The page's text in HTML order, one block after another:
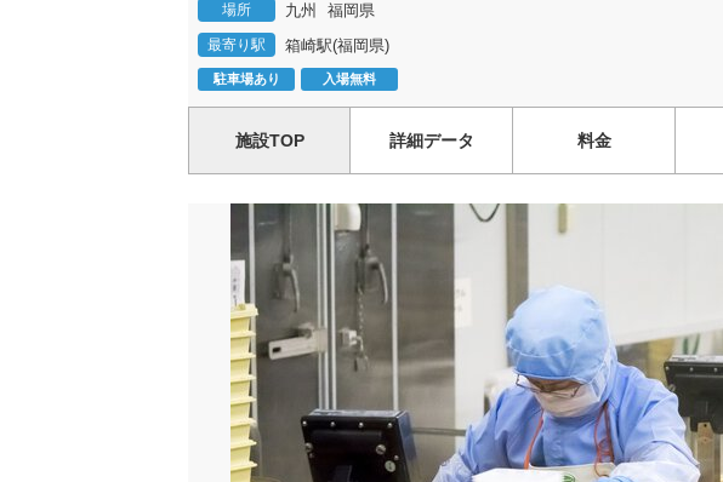
場所 九州 福岡県
最寄り駅 箱崎駅(福岡県)
駐車場あり 入場無料
施設TOP 詳細データ 料金